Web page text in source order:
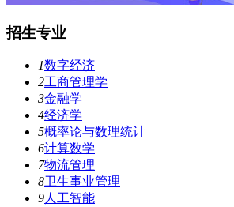
招生专业
1数字经济
2工商管理学
3金融学
4经济学
5概率论与数理统计
6计算数学
7物流管理
8卫生事业管理
9人工智能